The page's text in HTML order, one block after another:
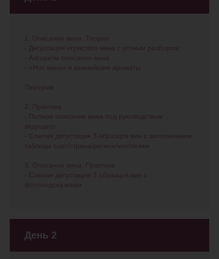
1. Описание вина. Теория
- Дегустация игристого вина с устным разбором
- Алгоритм описания вина
- «Нос вина» и важнейшие ароматы
Перерыв
2. Практика
- Полное описание вина под руководством
ведущего
- Слепая дегустация 3 образцов вин с заполнением
таблицы сорт/страна/регион/миллезим
3. Описание вина. Практика
- Слепая дегустация 3 образцов вин с
фотоподсказками
День 2